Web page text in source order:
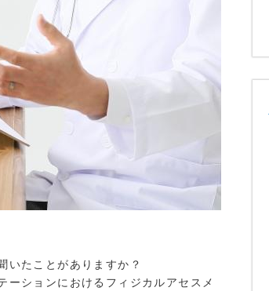
いたことがありますか？
ーションにおけるフィジカルアセスメ